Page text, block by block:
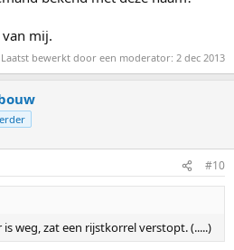
mij.
Laatst bewerkt door een moderator: 2 dec 2013
#10
weg, zat een rijstkorrel verstopt. (.....)